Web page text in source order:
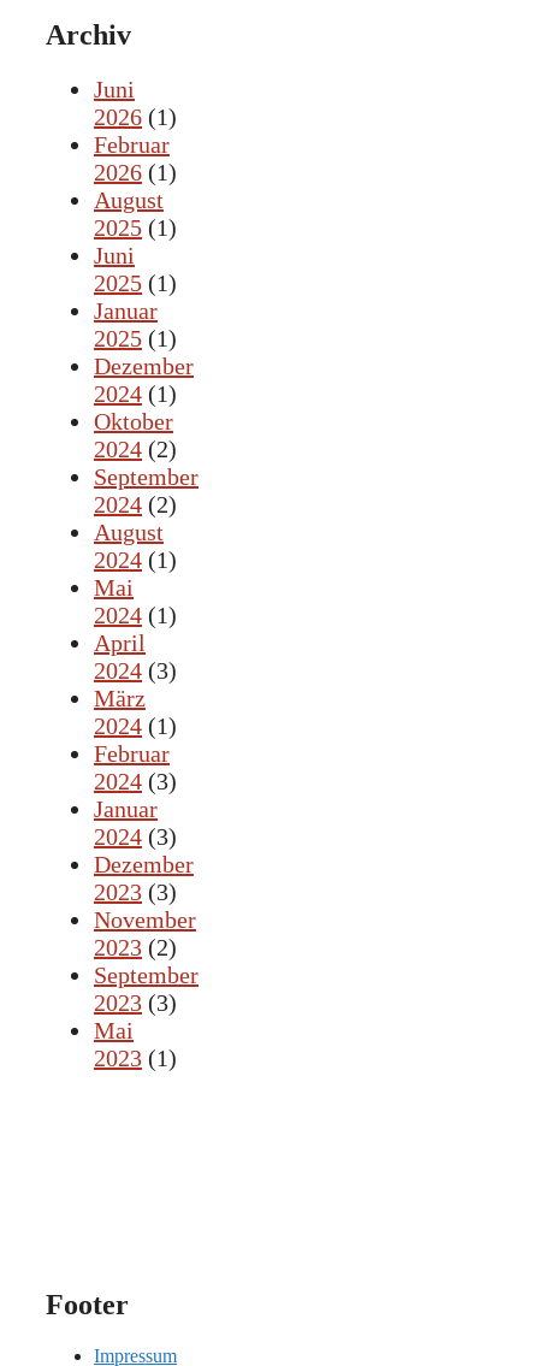
Archiv
Juni
2026 (1)
Februar
2026 (1)
August
2025 (1)
Juni
2025 (1)
Januar
2025 (1)
Dezember
2024 (1)
Oktober
2024 (2)
September
2024 (2)
August
2024 (1)
Mai
2024 (1)
April
2024 (3)
März
2024 (1)
Februar
2024 (3)
Januar
2024 (3)
Dezember
2023 (3)
November
2023 (2)
September
2023 (3)
Mai
2023 (1)
Footer
Impressum